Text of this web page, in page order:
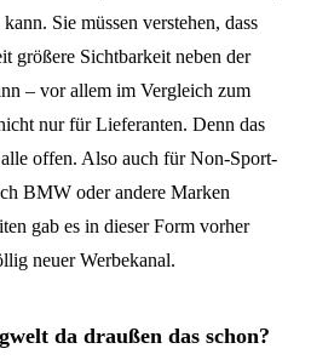
Sie müssen verstehen, dass
größere Sichtbarkeit neben der
– vor allem im Vergleich zum
nur für Lieferanten. Denn das
offen. Also auch für Non-Sport-
BMW oder andere Marken
gab es in dieser Form vorher
neuer Werbekanal.
da draußen das schon?